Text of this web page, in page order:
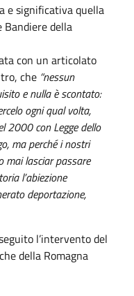
e significativa quella
Bandiere della
con un articolato
che “nessun
e nulla è scontato:
ogni qual volta,
2000 con Legge dello
ma perché i nostri
mai lasciar passare
l’abiezione
deportazione,
l’intervento del
della Romagna